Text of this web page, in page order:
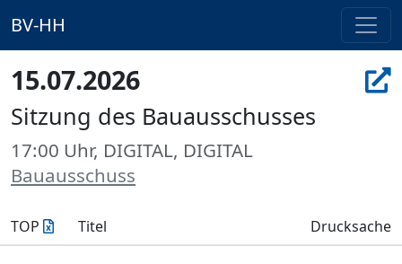
BV-HH
15.07.2026
Sitzung des Bauausschusses
17:00 Uhr, DIGITAL, DIGITAL
Bauausschuss
TOP Titel Drucksache